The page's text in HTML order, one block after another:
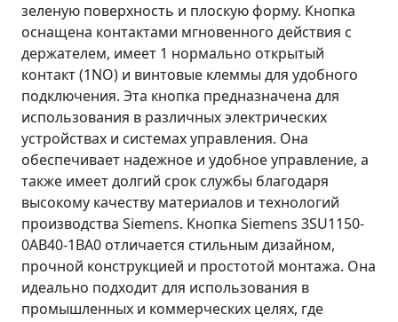
зеленую поверхность и плоскую форму. Кнопка
оснащена контактами мгновенного действия с
держателем, имеет 1 нормально открытый
контакт (1NO) и винтовые клеммы для удобного
подключения. Эта кнопка предназначена для
использования в различных электрических
устройствах и системах управления. Она
обеспечивает надежное и удобное управление, а
также имеет долгий срок службы благодаря
высокому качеству материалов и технологий
производства Siemens. Кнопка Siemens 3SU1150-
0AB40-1BA0 отличается стильным дизайном,
прочной конструкцией и простотой монтажа. Она
идеально подходит для использования в
промышленных и коммерческих целях, где